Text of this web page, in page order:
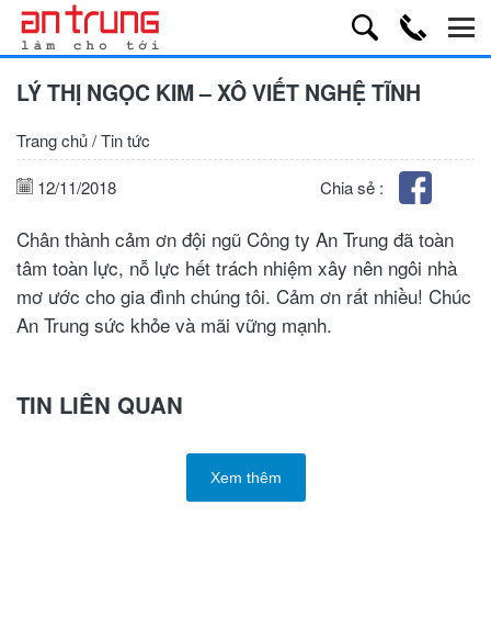
LÝ THỊ NGỌC KIM – XÔ VIẾT NGHỆ TĨNH
Trang chủ/Tin tức
Chia sẻ :
12/11/2018
Chân thành cảm ơn đội ngũ Công ty An Trung đã toàn
tâm toàn lực, nỗ lực hết trách nhiệm xây nên ngôi nhà
mơ ước cho gia đình chúng tôi. Cảm ơn rất nhiều! Chúc
An Trung sức khỏe và mãi vững mạnh.
TIN LIÊN QUAN
Xem thêm